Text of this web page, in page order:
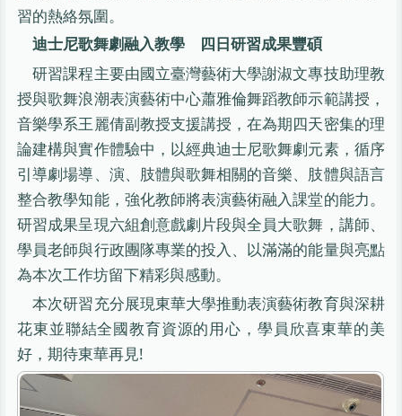
習的熱絡氛圍。
迪士尼歌舞劇融入教學 四日研習成果豐碩
研習課程主要由國立臺灣藝術大學謝淑文專技助理教
授與歌舞浪潮表演藝術中心蕭雅倫舞蹈教師示範講授，
音樂學系王麗倩副教授支援講授，在為期四天密集的理
論建構與實作體驗中，以經典迪士尼歌舞劇元素，循序
引導劇場導、演、肢體與歌舞相關的音樂、肢體與語言
整合教學知能，強化教師將表演藝術融入課堂的能力。
研習成果呈現六組創意戲劇片段與全員大歌舞，講師、
學員老師與行政團隊專業的投入、以滿滿的能量與亮點
為本次工作坊留下精彩與感動。
本次研習充分展現東華大學推動表演藝術教育與深耕
花東並聯結全國教育資源的用心，學員欣喜東華的美
好，期待東華再見!